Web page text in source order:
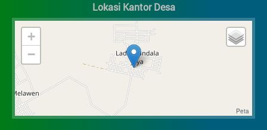
Lokasi Kantor Desa
+
−